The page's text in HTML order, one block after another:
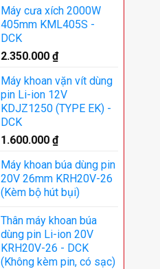
Máy cưa xích 2000W
405mm KML405S -
DCK
2.350.000 ₫
Máy khoan vặn vít dùng
pin Li-ion 12V
KDJZ1250 (TYPE EK) -
DCK
1.600.000 ₫
Máy khoan búa dùng pin
20V 26mm KRH20V-26
(Kèm bộ hút bụi)
Thân máy khoan búa
dùng pin Li-ion 20V
KRH20V-26 - DCK
(Không kèm pin, có sạc)